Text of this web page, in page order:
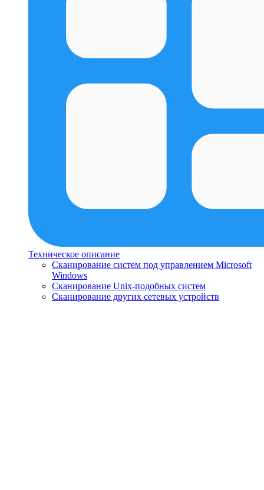
Техническое описание
Сканирование систем под управлением Microsoft
Windows
Сканирование Unix-подобных систем
Сканирование других сетевых устройств